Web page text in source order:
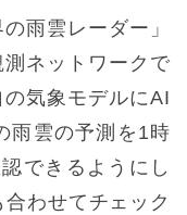
雨雲レーダー」
ネットワークで
気象モデルにAI
雨雲の予測を1時
できるようにし
わせてチェック